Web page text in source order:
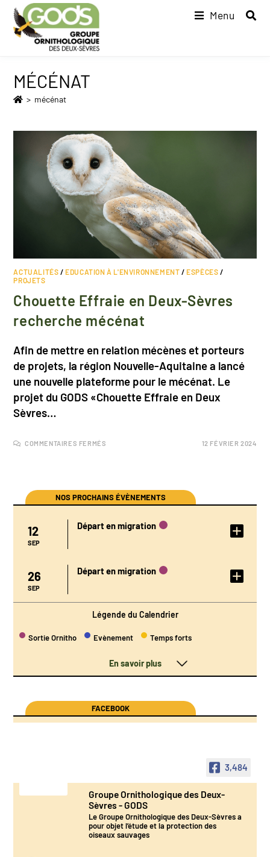
Menu
MÉCÉNAT
> mécénat
ACTUALITÉS /EDUCATION À L'ENVIRONNEMENT /ESPÈCES /
PROJETS
Chouette Effraie en Deux-Sèvres
recherche mécénat
Afin de mettre en relation mécènes et porteurs
de projets, la région Nouvelle-Aquitaine a lancé
une nouvelle plateforme pour le mécénat. Le
projet du GODS «Chouette Effraie en Deux
Sèvres…
COMMENTAIRES FERMÉS 12 FÉVRIER 2024
NOS PROCHAINS ÉVÈNEMENTS
12
SEP
Départ en migration
DÉTAIL DE
L'ÉVÉNEMENT
26
SEP
Départ en migration
DÉTAIL DE
L'ÉVÉNEMENT
Légende du Calendrier
Sortie Ornitho Evènement Temps forts
En savoir plus
FACEBOOK
3,484
Groupe Ornithologique des Deux-
Sèvres - GODS
Le Groupe Ornithologique des Deux-Sèvres a
pour objet l’étude et la protection des
oiseaux sauvages